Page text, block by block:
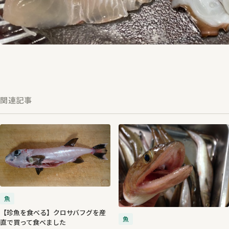
関連記事
魚
【珍魚を食べる】クロサバフグを産
直で買って食べました
魚